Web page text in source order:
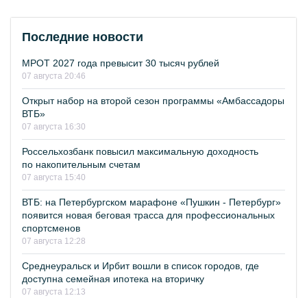
Последние новости
МРОТ 2027 года превысит 30 тысяч рублей
07 августа 20:46
Открыт набор на второй сезон программы «Амбассадоры
ВТБ»
07 августа 16:30
Россельхозбанк повысил максимальную доходность
по накопительным счетам
07 августа 15:40
ВТБ: на Петербургском марафоне «Пушкин - Петербург»
появится новая беговая трасса для профессиональных
спортсменов
07 августа 12:28
Среднеуральск и Ирбит вошли в список городов, где
доступна семейная ипотека на вторичку
07 августа 12:13